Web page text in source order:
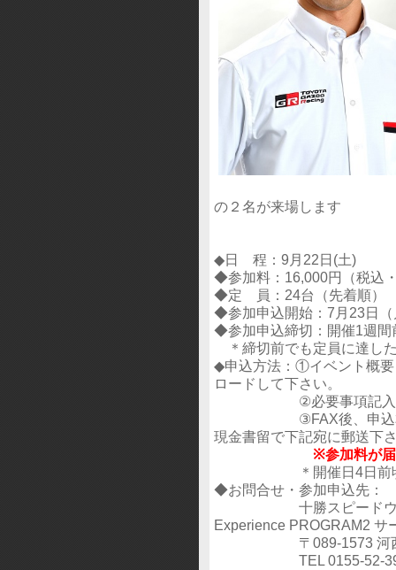
の２名が来場します
◆日 程：9月22日(土)
◆参加料：16,000円（税込
◆定 員：24台（先着順）
◆参加申込開始：7月23日（
◆参加申込締切：開催1週間
＊締切前でも定員に達し
◆申込方法：①イベント概要
ロードして下さい。
②必要事項記入の上
③FAX後、申込本書に
現金書留で下記宛に郵送下
※参加料が
＊開催日4日前頃迄に
◆お問合せ・参加申込先：
十勝スピードウェイ
Experience PROGRAM2 サ
〒089-1573 河西郡
TEL 0155-52-3910